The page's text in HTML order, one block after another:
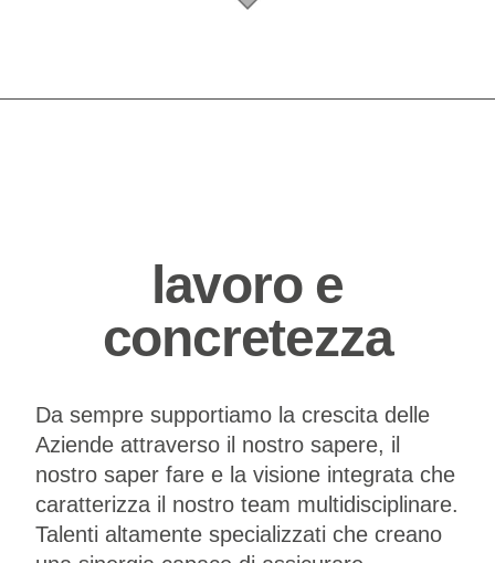
lavoro e
concretezza
Da sempre supportiamo la crescita delle
Aziende attraverso il nostro sapere, il
nostro saper fare e la visione integrata che
caratterizza il nostro team multidisciplinare.
Talenti altamente specializzati che creano